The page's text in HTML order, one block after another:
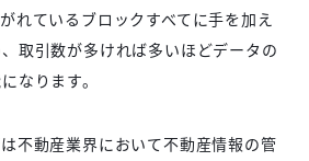
れているブロックすべてに手を加え
取引数が多ければ多いほどデータの
なります。
不動産業界において不動産情報の管